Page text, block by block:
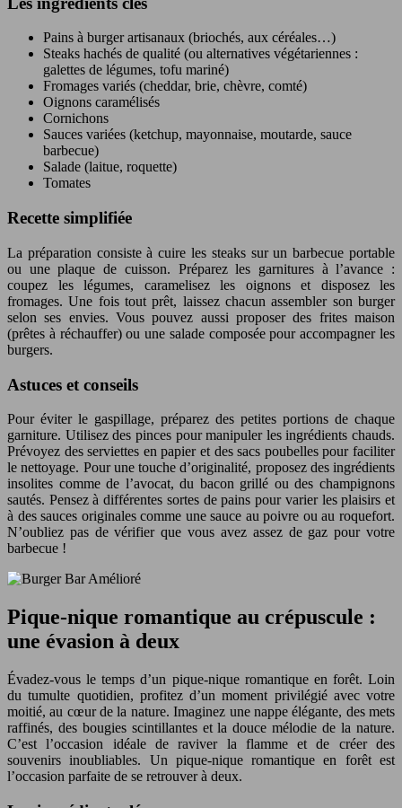
Pains à burger artisanaux (briochés, aux céréales…)
Steaks hachés de qualité (ou alternatives végétariennes :
galettes de légumes, tofu mariné)
Fromages variés (cheddar, brie, chèvre, comté)
Oignons caramélisés
Cornichons
Sauces variées (ketchup, mayonnaise, moutarde, sauce
barbecue)
Salade (laitue, roquette)
Tomates
Recette simplifiée
La préparation consiste à cuire les steaks sur un barbecue portable
ou une plaque de cuisson. Préparez les garnitures à l’avance :
coupez les légumes, caramelisez les oignons et disposez les
fromages. Une fois tout prêt, laissez chacun assembler son burger
selon ses envies. Vous pouvez aussi proposer des frites maison
(prêtes à réchauffer) ou une salade composée pour accompagner les
burgers.
Astuces et conseils
Pour éviter le gaspillage, préparez des petites portions de chaque
garniture. Utilisez des pinces pour manipuler les ingrédients chauds.
Prévoyez des serviettes en papier et des sacs poubelles pour faciliter
le nettoyage. Pour une touche d’originalité, proposez des ingrédients
insolites comme de l’avocat, du bacon grillé ou des champignons
sautés. Pensez à différentes sortes de pains pour varier les plaisirs et
à des sauces originales comme une sauce au poivre ou au roquefort.
N’oubliez pas de vérifier que vous avez assez de gaz pour votre
barbecue !
Pique-nique romantique au crépuscule :
une évasion à deux
Évadez-vous le temps d’un pique-nique romantique en forêt. Loin
du tumulte quotidien, profitez d’un moment privilégié avec votre
moitié, au cœur de la nature. Imaginez une nappe élégante, des mets
raffinés, des bougies scintillantes et la douce mélodie de la nature.
C’est l’occasion idéale de raviver la flamme et de créer des
souvenirs inoubliables. Un pique-nique romantique en forêt est
l’occasion parfaite de se retrouver à deux.